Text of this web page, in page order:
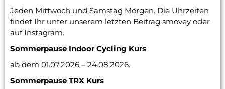
Jeden Mittwoch und Samstag Morgen. Die Uhrzeiten
findet Ihr unter unserem letzten Beitrag smovey oder
auf Instagram.
Sommerpause Indoor Cycling Kurs
ab dem 01.07.2026 – 24.08.2026.
Sommerpause TRX Kurs